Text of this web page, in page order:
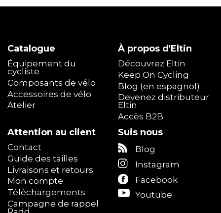
Catalogue
Équipement du
cycliste
Composants de vélo
Accessoires de vélo
Atelier
À propos d'Eltin
Découvrez Eltin
Keep On Cycling
Blog (en espagnol)
Devenez distributeur
Eltin
Accès B2B
Attention au client
Contact
Guide des tailles
Livraisons et retours
Mon compte
Téléchargements
Campagne de rappel
Suis nous
Blog
Instagram
Facebook
Youtube